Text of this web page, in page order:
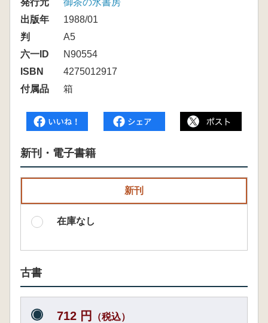
発行元
御茶の水書房
出版年
1988/01
判
A5
六一ID
N90554
ISBN
4275012917
付属品
箱
新刊・電子書籍
新刊
在庫なし
古書
712 円 （税込）